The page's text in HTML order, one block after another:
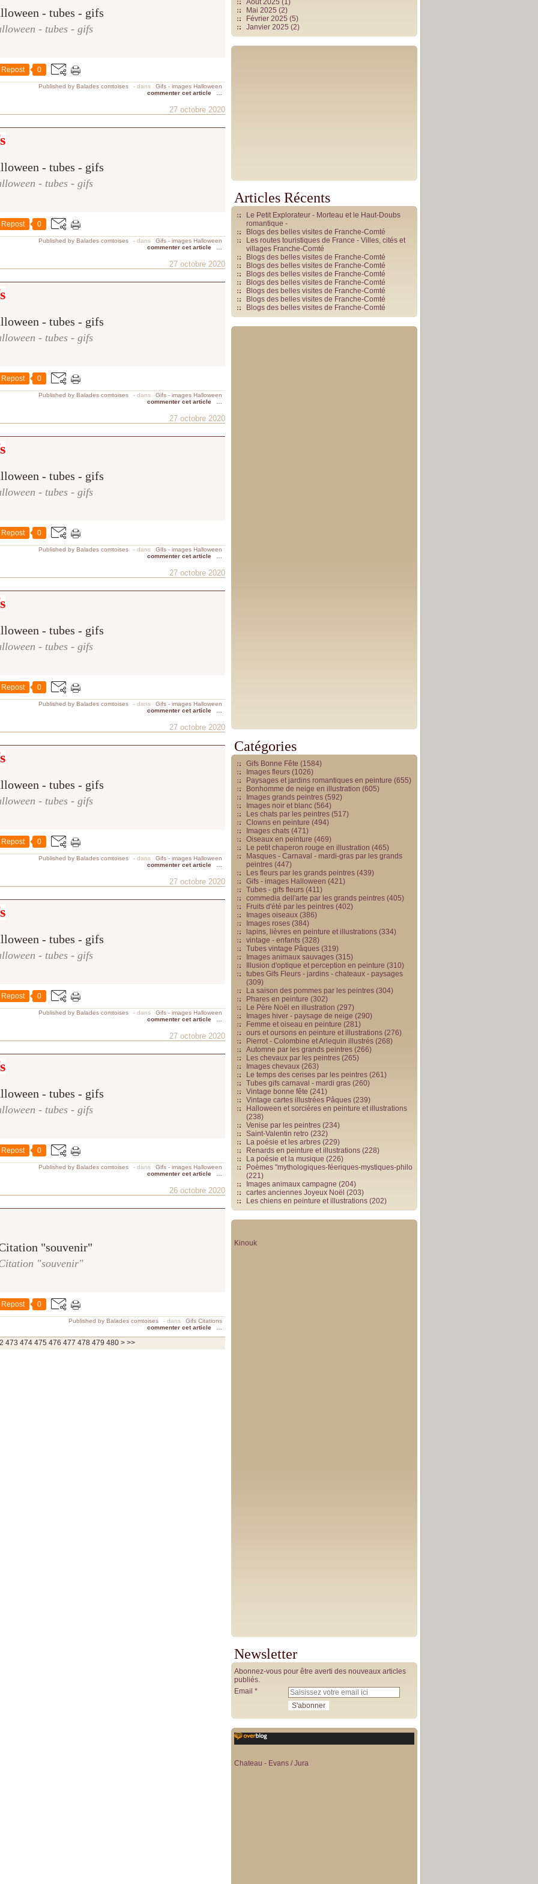
- tubes - gifs
Repost 0
Published by Balades comtoises - dans
Gifs - images Halloween
commenter cet article
27 octobre 2020
- tubes - gifs
Repost 0
Published by Balades comtoises - dans
Gifs - images Halloween
commenter cet article
27 octobre 2020
- tubes - gifs
Repost 0
Published by Balades comtoises - dans
Gifs - images Halloween
commenter cet article
27 octobre 2020
- tubes - gifs
Repost 0
Published by Balades comtoises - dans
Gifs - images Halloween
commenter cet article
27 octobre 2020
- tubes - gifs
Repost 0
Published by Balades comtoises - dans
Gifs - images Halloween
commenter cet article
27 octobre 2020
- tubes - gifs
Repost 0
Published by Balades comtoises - dans
Gifs - images Halloween
commenter cet article
27 octobre 2020
- tubes - gifs
Repost 0
Published by Balades comtoises - dans
Gifs - images Halloween
commenter cet article
27 octobre 2020
- tubes - gifs
Repost 0
Published by Balades comtoises - dans
Gifs - images Halloween
commenter cet article
26 octobre 2020
"souvenir"
Repost 0
Published by Balades comtoises - dans
Gifs Citations
commenter cet article
473 474 475 476 477 478 479 480 490
500
600
700
800
900
1000
1100
1200
1300
1400
1500
1600
1700
1800
1900
2000
2100
2200
2300
2400
2500
2600
2700
2800
2900
3000
3100
3200
3300
3400
3500
3600
3700
> >>
Août 2025 (1)
Mai 2025 (2)
Février 2025 (5)
Janvier 2025 (2)
Articles Récents
Le Petit Explorateur - Morteau et le Haut-Doubs
romantique -
Blogs des belles visites de Franche-Comté
Les routes touristiques de France - Villes, cités et
villages Franche-Comté
Blogs des belles visites de Franche-Comté
Blogs des belles visites de Franche-Comté
Blogs des belles visites de Franche-Comté
Blogs des belles visites de Franche-Comté
Blogs des belles visites de Franche-Comté
Blogs des belles visites de Franche-Comté
Blogs des belles visites de Franche-Comté
Catégories
Gifs Bonne Fête (1584)
Images fleurs (1026)
Paysages et jardins romantiques en peinture (655)
Bonhomme de neige en illustration (605)
Images grands peintres (592)
Images noir et blanc (564)
Les chats par les peintres (517)
Clowns en peinture (494)
Images chats (471)
Oiseaux en peinture (469)
Le petit chaperon rouge en illustration (465)
Masques - Carnaval - mardi-gras par les grands
peintres (447)
Les fleurs par les grands peintres (439)
Gifs - images Halloween (421)
Tubes - gifs fleurs (411)
commedia dell'arte par les grands peintres (405)
Fruits d'été par les peintres (402)
Images oiseaux (386)
Images roses (384)
lapins, lièvres en peinture et illustrations (334)
vintage - enfants (328)
Tubes vintage Pâques (319)
Images animaux sauvages (315)
Illusion d'optique et perception en peinture (310)
tubes Gifs Fleurs - jardins - chateaux - paysages
(309)
La saison des pommes par les peintres (304)
Phares en peinture (302)
Le Père Noël en illustration (297)
Images hiver - paysage de neige (290)
Femme et oiseau en peinture (281)
ours et oursons en peinture et illustrations (276)
Pierrot - Colombine et Arlequin illustrés (268)
Automne par les grands peintres (266)
Les chevaux par les peintres (265)
Images chevaux (263)
Le temps des cerises par les peintres (261)
Tubes gifs carnaval - mardi gras (260)
Vintage bonne fête (241)
Vintage cartes illustrées Pâques (239)
Halloween et sorcières en peinture et illustrations
(238)
Venise par les peintres (234)
Saint-Valentin retro (232)
La poésie et les arbres (229)
Renards en peinture et illustrations (228)
La poésie et la musique (226)
Poèmes "mythologiques-féeriques-mystiques-philo
(221)
Images animaux campagne (204)
cartes anciennes Joyeux Noël (203)
Les chiens en peinture et illustrations (202)
Kinouk
Newsletter
Abonnez-vous pour être averti des nouveaux articles
publiés.
Email
Chateau - Evans / Jura